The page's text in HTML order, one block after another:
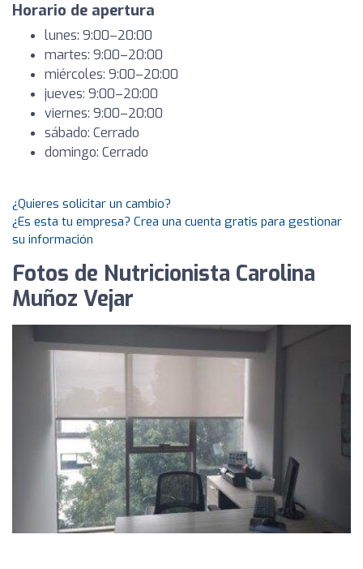
Horario de apertura
lunes: 9:00–20:00
martes: 9:00–20:00
miércoles: 9:00–20:00
jueves: 9:00–20:00
viernes: 9:00–20:00
sábado: Cerrado
domingo: Cerrado
¿Quieres solicitar un cambio?
¿Es esta tu empresa? Crea una cuenta gratis para gestionar
su información
Fotos de Nutricionista Carolina
Muñoz Vejar